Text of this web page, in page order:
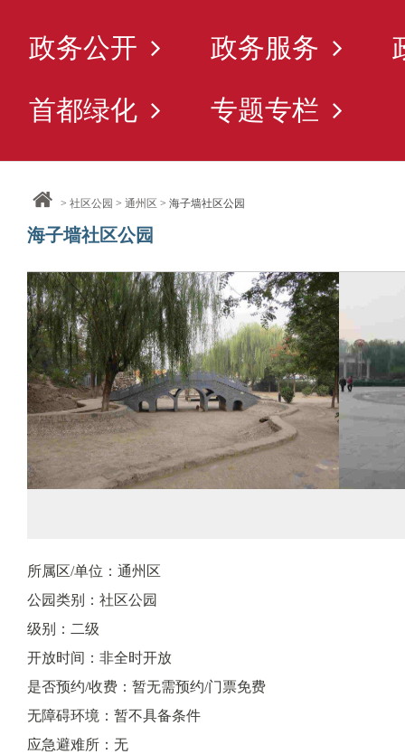
政务公开 政务服务
首都绿化 专题专栏
> 社区公园 > 通州区 > 海子墙社区公园
海子墙社区公园
所属区/单位：通州区
公园类别：社区公园
级别：二级
开放时间：非全时开放
是否预约/收费：暂无需预约/门票免费
无障碍环境：暂不具备条件
应急避难所：无